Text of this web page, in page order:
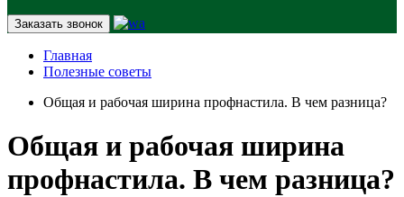
Заказать звонок
Главная
Полезные советы
Общая и рабочая ширина профнастила. В чем разница?
Общая и рабочая ширина
профнастила. В чем разница?